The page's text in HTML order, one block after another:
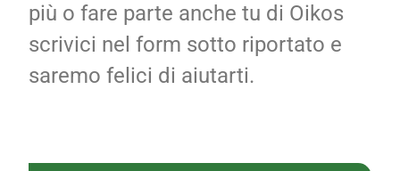
più o fare parte anche tu di Oikos
scrivici nel form sotto riportato e
saremo felici di aiutarti.